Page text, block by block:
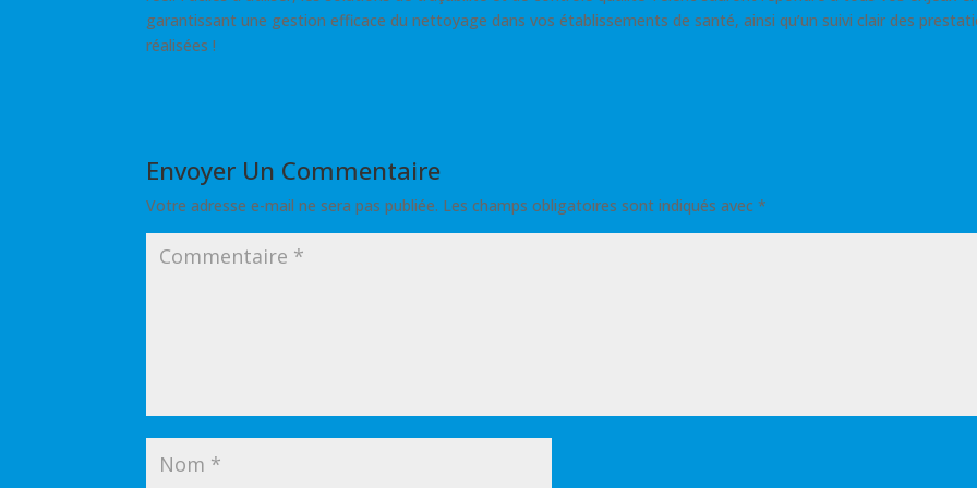
garantissant une gestion efficace du nettoyage dans vos établissements de santé, ainsi qu’un suivi clair des
réalisées !
Envoyer Un Commentaire
Votre adresse e-mail ne sera pas publiée. Les champs obligatoires sont indiqués avec*